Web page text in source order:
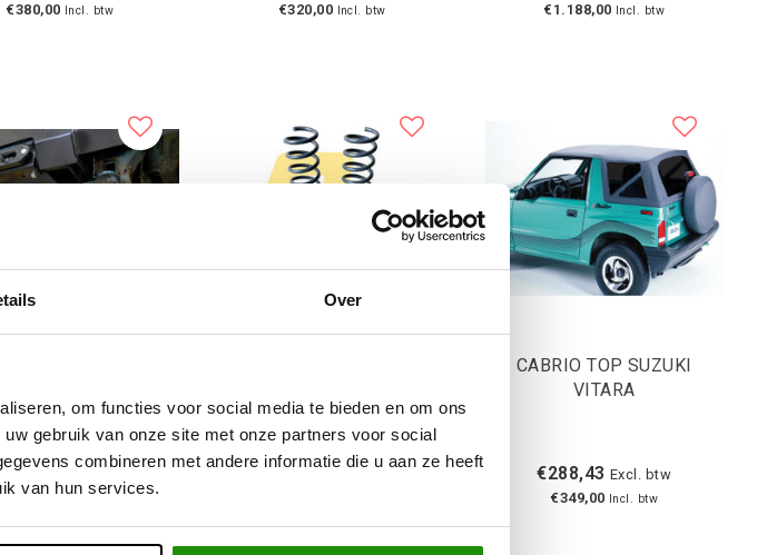
Over
om functies voor social media te bieden en om ons
gebruik van onze site met onze partners voor social
combineren met andere informatie die u aan ze heeft
van hun services.
€380,00 Incl. btw
€320,00 Incl. btw
€1.188,00 Incl. btw
€149,00 Incl. btw
€238,84
CABRIO TOP SUZUKI
VITARA
€288,43 Excl. btw
€349,00 Incl. btw